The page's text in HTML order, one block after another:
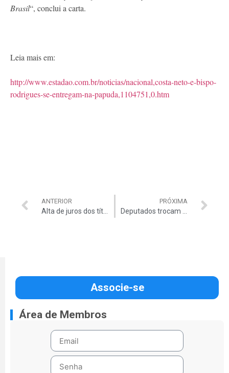
Brasil“, conclui a carta.
Leia mais em:
http://www.estadao.com.br/noticias/nacional,costa-neto-e-bispo-
rodrigues-se-entregam-na-papuda,1104751,0.htm
ANTERIOR PRÓXIMA
Associe-se
Área de Membros